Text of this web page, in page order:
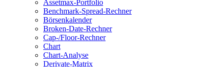
Assetmax-Portfolio
Benchmark-Spread-Rechner
Börsenkalender
Broken-Date-Rechner
Cap-/Floor-Rechner
Chart
Chart-Analyse
Derivate-Matrix